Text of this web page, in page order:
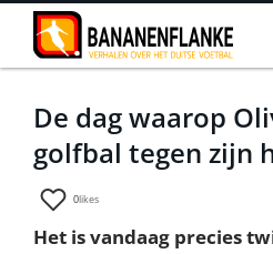
Home
Nieuws
Interviews
De dag waarop
golfbal tegen zijn
0likes
Het is vandaag precies